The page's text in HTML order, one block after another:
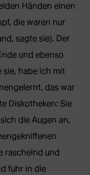
Händen einen
die waren nur
sagte sie). Der
und ebenso
sie, habe ich mit
das war
Diskotheken: Sie
die Augen an,
raschelnd und
fuhr in die